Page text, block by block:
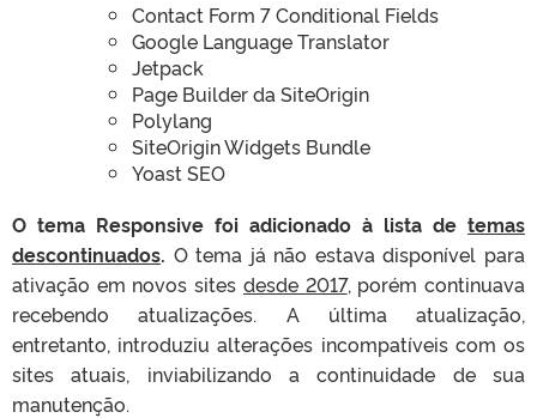
Contact Form 7 Conditional Fields
Google Language Translator
Jetpack
Page Builder da SiteOrigin
Polylang
SiteOrigin Widgets Bundle
Yoast SEO
O tema Responsive foi adicionado à lista de temas
descontinuados. O tema já não estava disponível para
ativação em novos sites desde 2017, porém continuava
recebendo atualizações. A última atualização,
entretanto, introduziu alterações incompatíveis com os
sites atuais, inviabilizando a continuidade de sua
manutenção.